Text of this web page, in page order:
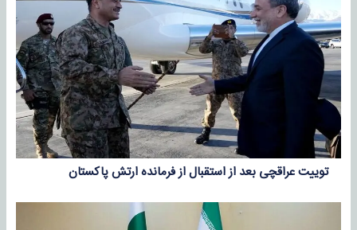
توییت عراقچی بعد از استقبال از فرمانده ارتش پاکستان